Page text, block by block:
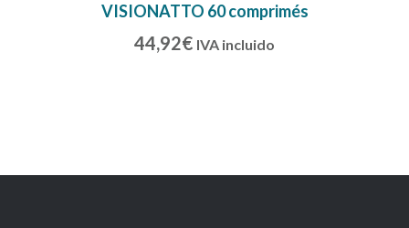
VISIONATTO 60 comprimés
44,92€ IVA incluido